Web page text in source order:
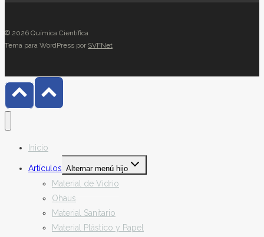
© 2026 Química Científica
Tema para WordPress por SVFNet
Inicio
Artículos Alternar menú hijo
Material de Vidrio
Ohaus
Material Sanitario
Material Plástico y Papel